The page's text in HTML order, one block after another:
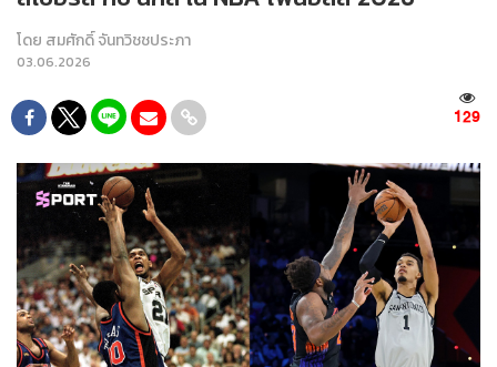
โดย สมศักดิ์ จันทวิชชประภา
03.06.2026
129